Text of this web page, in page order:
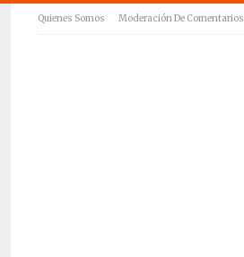
Quienes Somos Moderación De Comentarios